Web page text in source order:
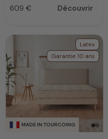
Prix
609 € Découvrir
MADE IN TOURCOING
Latex
Garantie 10 ans